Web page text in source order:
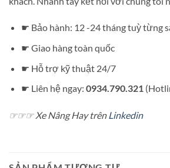
☛ Bảo hành: 12 -24 tháng tuỳ từng
☛ Giao hàng toàn quốc
☛ Hỗ trợ kỹ thuật 24/7
☛ Liên hệ ngay: 0934.790.321
☞☞☞ Xe Nâng Hay trênLinkedin